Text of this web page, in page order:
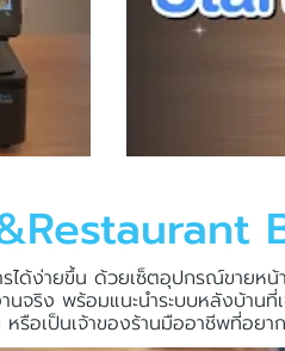
รได้ง่ายขึ้น ด้วยเซ็ตอุปกรณ์ขายหน้
นจริง พร้อมแนะนำระบบหลังบ้านที่เ
รือเป็นเจ้าของร้านมืออาชีพที่อย